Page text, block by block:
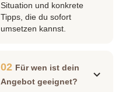
Situation und konkrete
Tipps, die du sofort
umsetzen kannst.
02 Für wen ist dein
Angebot geeignet?